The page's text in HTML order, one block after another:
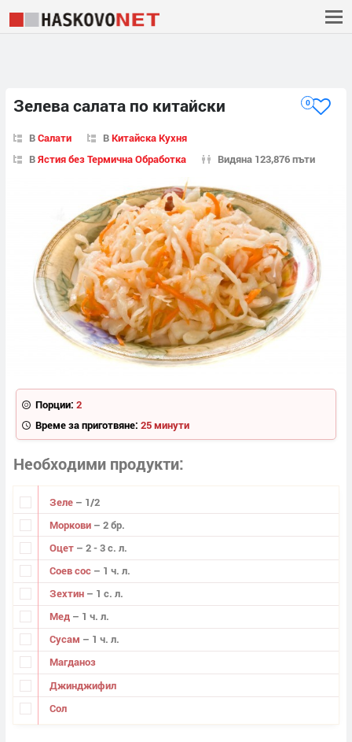
Зелева салата по китайски 0
ВСалати ВКитайска Кухня
ВЯстия без Термична Обработка Видяна 123,876 пъти
Порции: 2
Време за приготвяне: 25 минути
Необходими продукти
Зеле – 1/2
Моркови – 2 бр.
Оцет – 2 - 3 с. л.
Соев сос – 1 ч. л.
Зехтин – 1 с. л.
Мед – 1 ч. л.
Сусам – 1 ч. л.
Магданоз
Джинджифил
Сол